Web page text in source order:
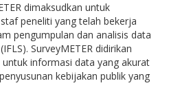
dimaksudkan untuk
peneliti yang telah bekerja
pengumpulan dan analisis data
(IFLS). SurveyMETER didirikan
informasi data yang akurat
kebijakan publik yang